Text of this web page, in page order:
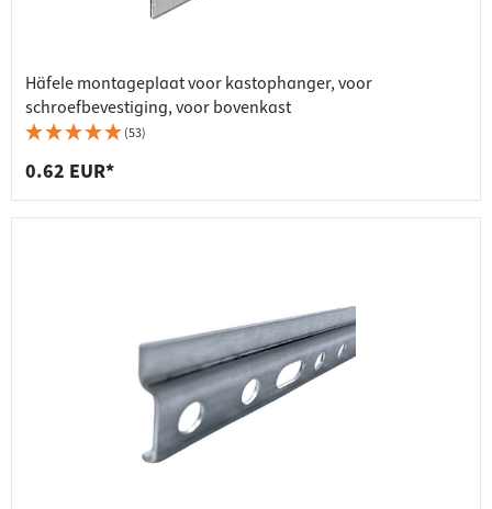
Häfele montageplaat voor kastophanger, voor
schroefbevestiging, voor bovenkast
(53)
0.62 EUR*